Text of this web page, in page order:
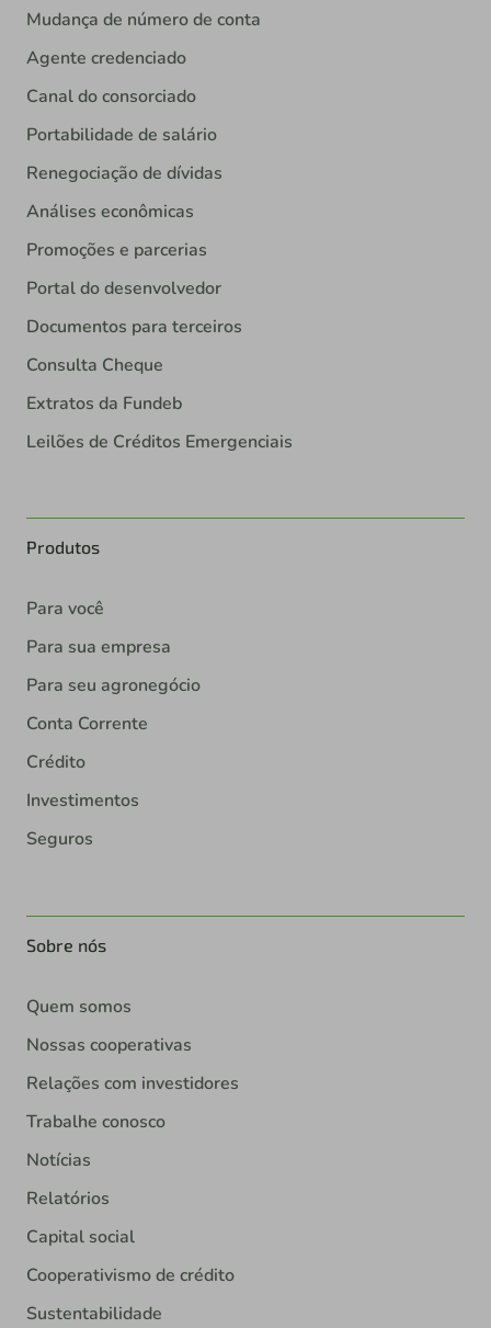
Mudança de número de conta
Agente credenciado
Canal do consorciado
Portabilidade de salário
Renegociação de dívidas
Análises econômicas
Promoções e parcerias
Portal do desenvolvedor
Documentos para terceiros
Consulta Cheque
Extratos da Fundeb
Leilões de Créditos Emergenciais
Produtos
Para você
Para sua empresa
Para seu agronegócio
Conta Corrente
Crédito
Investimentos
Seguros
Sobre nós
Quem somos
Nossas cooperativas
Relações com investidores
Trabalhe conosco
Notícias
Relatórios
Capital social
Cooperativismo de crédito
Sustentabilidade